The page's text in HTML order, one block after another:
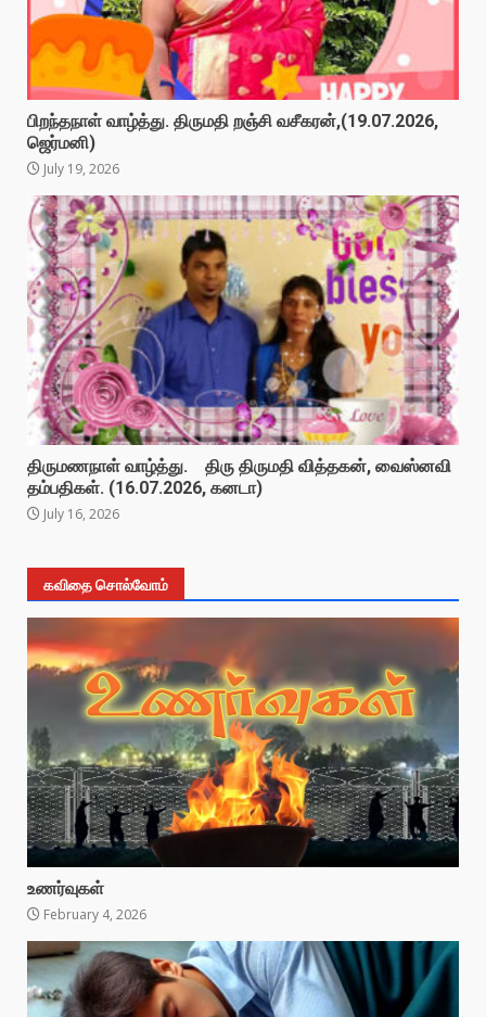
பிறந்தநாள் வாழ்த்து. திருமதி றஞ்சி வசீகரன்,(19.07.2026,
ஜெர்மனி)
July 19, 2026
திருமணநாள் வாழ்த்து. திரு திருமதி வித்தகன், வைஸ்னவி
தம்பதிகள். (16.07.2026, கனடா)
July 16, 2026
கவிதை சொல்வோம்
உணர்வுகள்
February 4, 2026